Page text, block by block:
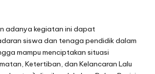
adanya kegiatan ini dapat
siswa dan tenaga pendidik dalam
mampu menciptakan situasi
Ketertiban, dan Kelancaran Lalu